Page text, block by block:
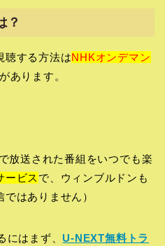
？
聴する方法はNHKオンデマン
があります。
放送された番組をいつでも楽
ービス で、ウィンブルドンも
はありません）
にはまず、 U-NEXT無料トラ